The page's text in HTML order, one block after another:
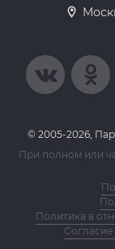
© 2005-2026,
При полном или
Политика в